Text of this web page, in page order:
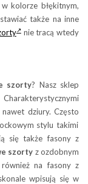
w kolorze błękitnym,
także na inne
nie tracą wtedy
szorty? Nasz sklep
dziury. Często
stylu takimi
się także fasony z
szorty z ozdobnym
na fasony z
wpisują się w